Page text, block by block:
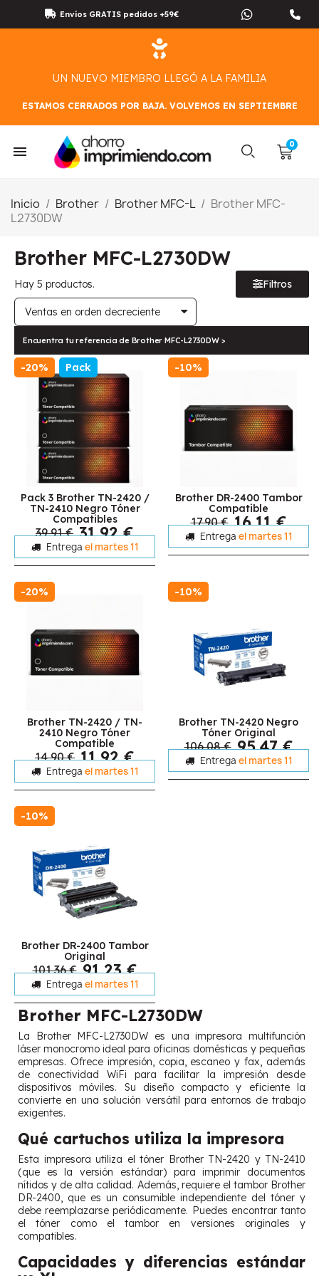
Envíos GRATIS pedidos +59€
UN NUEVO MIEMBRO LLEGÓ A LA FAMILIA
ESTAMOS CERRADOS POR BAJA. VOLVEMOS EN SEPTIEMBRE
Inicio Brother Brother MFC-L
Brother MFC-
L2730DW
Brother MFC-L2730DW
Hay 5 productos. Filtros
Encuentra tu referencia de Brother MFC-L2730DW >
-20% Pack
Pack 3 Brother TN-2420 /
TN-2410 Negro Tóner
Compatibles
39,91 € 31,92 €
Entrega el martes 11
-10%
Brother DR-2400 Tambor
Compatible
17,90 € 16,11 €
Entrega el martes 11
-20%
Brother TN-2420 / TN-
2410 Negro Tóner
Compatible
14,90 € 11,92 €
Entrega el martes 11
-10%
Brother TN-2420 Negro
Tóner Original
106,08 € 95,47 €
Entrega el martes 11
-10%
Brother DR-2400 Tambor
Original
101,36 € 91,23 €
Entrega el martes 11
Brother MFC-L2730DW
La Brother MFC-L2730DW es una impresora multifunción
láser monocromo ideal para oficinas domésticas y pequeñas
empresas. Ofrece impresión, copia, escaneo y fax, además
de conectividad WiFi para facilitar la impresión desde
dispositivos móviles. Su diseño compacto y eficiente la
convierte en una solución versátil para entornos de trabajo
exigentes.
Qué cartuchos utiliza la impresora
Esta impresora utiliza el tóner Brother TN-2420 y TN-2410
(que es la versión estándar) para imprimir documentos
nítidos y de alta calidad. Además, requiere el tambor Brother
DR-2400, que es un consumible independiente del tóner y
debe reemplazarse periódicamente. Puedes encontrar tanto
el tóner como el tambor en versiones originales y
compatibles.
Capacidades y diferencias estándar